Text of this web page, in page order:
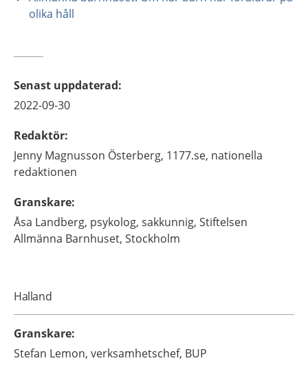
olika håll
Senast uppdaterad:
2022-09-30
Redaktör:
Jenny Magnusson Österberg, 1177.se, nationella
redaktionen
Granskare:
Åsa Landberg, psykolog, sakkunnig, Stiftelsen
Allmänna Barnhuset, Stockholm
Halland
Granskare:
Stefan Lemon, verksamhetschef, BUP